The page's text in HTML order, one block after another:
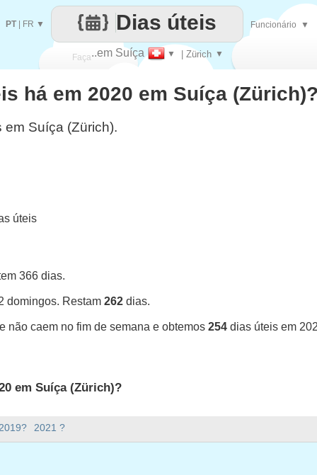
Faça
cada
..em Suíça ▼ | Zürich ▼
Dias úteis
PT| FR ▼ Funcionário ▼
2021 ?
há em 2020 em Suíça
Suíça (Zürich).
úteis
366 dias.
domingos. Restam 262 dias.
não caem no fim de semana e obtemos 254 dias úteis em
em Suíça (Zürich)?